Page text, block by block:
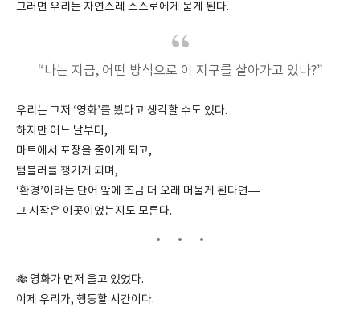
그러면 우리는 자연스레 스스로에게 묻게 된다.
“나는 지금, 어떤 방식으로 이 지구를 살아가고 있나?”
우리는 그저 ‘영화’를 봤다고 생각할 수도 있다.
하지만 어느 날부터,
마트에서 포장을 줄이게 되고,
텀블러를 챙기게 되며,
‘환경’이라는 단어 앞에 조금 더 오래 머물게 된다면—
그 시작은 이곳이었는지도 모른다.
🎋 영화가 먼저 울고 있었다.
이제 우리가, 행동할 시간이다.